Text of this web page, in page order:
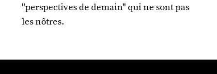
"perspectives de demain" qui ne sont pas
les nôtres.